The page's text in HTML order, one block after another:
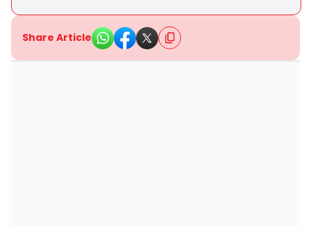
Share Article